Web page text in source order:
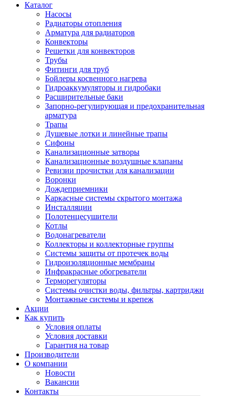
Каталог
Насосы
Радиаторы отопления
Арматура для радиаторов
Конвекторы
Решетки для конвекторов
Трубы
Фитинги для труб
Бойлеры косвенного нагрева
Гидроаккумуляторы и гидробаки
Расширительные баки
Запорно-регулирующая и предохранительная
арматура
Трапы
Душевые лотки и линейные трапы
Сифоны
Канализационные затворы
Канализационные воздушные клапаны
Ревизии прочистки для канализации
Воронки
Дождеприемники
Каркасные системы скрытого монтажа
Инсталляции
Полотенцесушители
Котлы
Водонагреватели
Коллекторы и коллекторные группы
Системы защиты от протечек воды
Гидроизоляционные мембраны
Инфракрасные обогреватели
Терморегуляторы
Системы очистки воды, фильтры, картриджи
Монтажные системы и крепеж
Акции
Как купить
Условия оплаты
Условия доставки
Гарантия на товар
Производители
О компании
Новости
Вакансии
Контакты